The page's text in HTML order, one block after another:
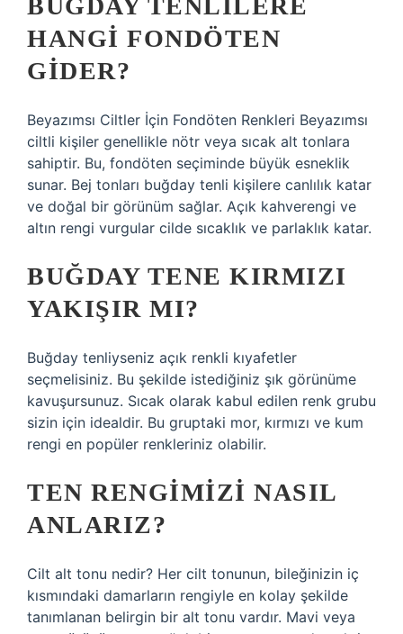
BUĞDAY TENLILERE
HANGI FONDÖTEN
GIDER?
Beyazımsı Ciltler İçin Fondöten Renkleri Beyazımsı
ciltli kişiler genellikle nötr veya sıcak alt tonlara
sahiptir. Bu, fondöten seçiminde büyük esneklik
sunar. Bej tonları buğday tenli kişilere canlılık katar
ve doğal bir görünüm sağlar. Açık kahverengi ve
altın rengi vurgular cilde sıcaklık ve parlaklık katar.
BUĞDAY TENE KIRMIZI
YAKIŞIR MI?
Buğday tenliyseniz açık renkli kıyafetler
seçmelisiniz. Bu şekilde istediğiniz şık görünüme
kavuşursunuz. Sıcak olarak kabul edilen renk grubu
sizin için idealdir. Bu gruptaki mor, kırmızı ve kum
rengi en popüler renkleriniz olabilir.
TEN RENGIMIZI NASIL
ANLARIZ?
Cilt alt tonu nedir? Her cilt tonunun, bileğinizin iç
kısmındaki damarların rengiyle en kolay şekilde
tanımlanan belirgin bir alt tonu vardır. Mavi veya